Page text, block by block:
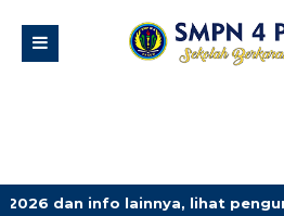
info lainnya, lihat